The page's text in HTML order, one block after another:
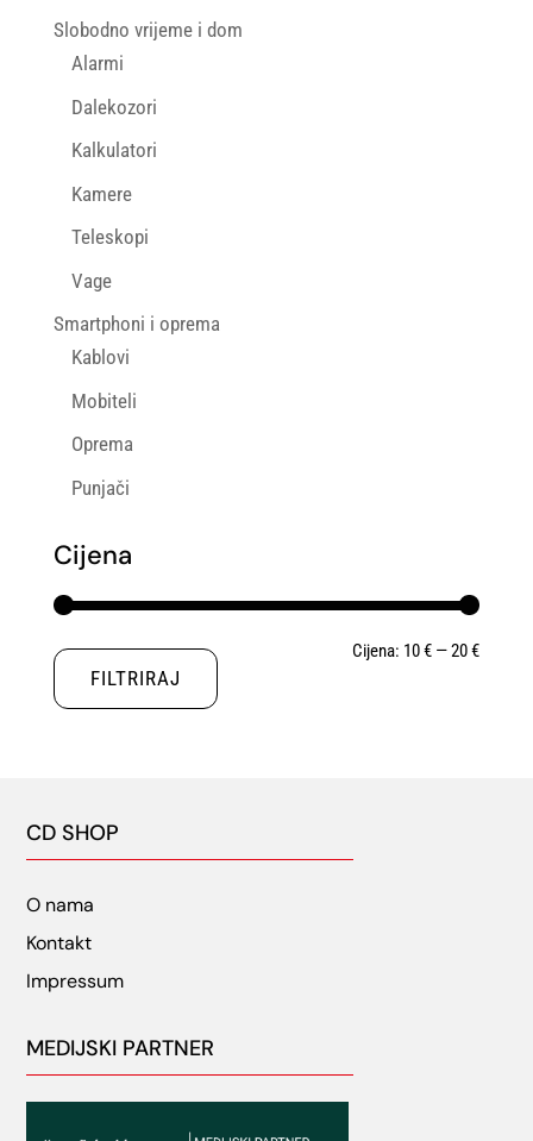
Slobodno vrijeme i dom
Alarmi
Dalekozori
Kalkulatori
Kamere
Teleskopi
Vage
Smartphoni i oprema
Kablovi
Mobiteli
Oprema
Punjači
Cijena
Min
Maks
FILTRIRAJ
Cijena: 10 € —20 €
CD SHOP
O nama
Kontakt
Impressum
MEDIJSKI PARTNER